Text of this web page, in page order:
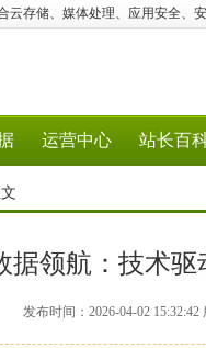
云存储、媒体处理、应用安全、
运营中心 站长百
据领航：技术
发布时间：2026-04-02